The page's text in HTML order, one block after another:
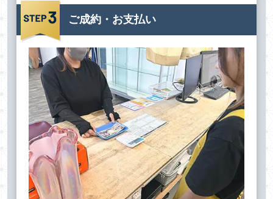
ご成約・お支払い